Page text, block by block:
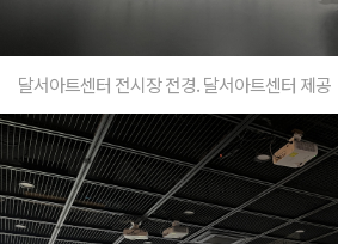
달서아트센터 전시장 전경. 달서아트센터 제공